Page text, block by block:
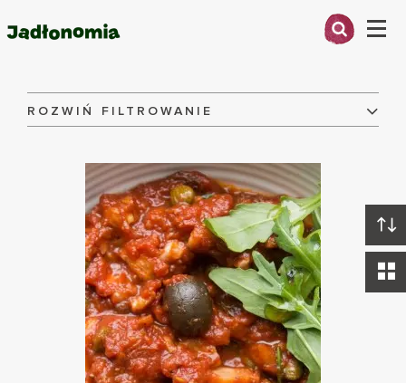
Menu
O MNIE
ARTYKUŁY
KSIĄŻKI
KONTAKT
ROZWIŃ FILTROWANIE
Składniki:
WYCZYŚĆ